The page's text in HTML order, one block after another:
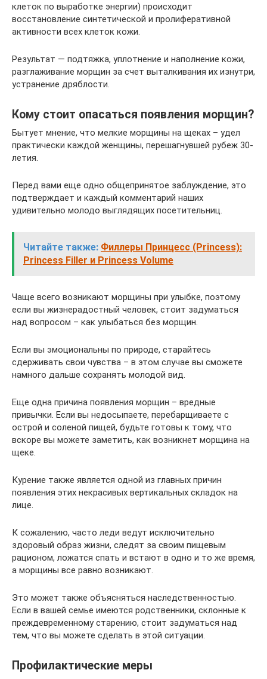
клеток по выработке энергии) происходит
восстановление синтетической и пролиферативной
активности всех клеток кожи.
Результат — подтяжка, уплотнение и наполнение кожи,
разглаживание морщин за счет выталкивания их изнутри,
устранение дряблости.
Кому стоит опасаться появления морщин?
Бытует мнение, что мелкие морщины на щеках – удел
практически каждой женщины, перешагнувшей рубеж 30-
летия.
Перед вами еще одно общепринятое заблуждение, это
подтверждает и каждый комментарий наших
удивительно молодо выглядящих посетительниц.
Читайте также: Филлеры Принцесс (Princess):
Princess Filler и Princess Volume
Чаще всего возникают морщины при улыбке, поэтому
если вы жизнерадостный человек, стоит задуматься
над вопросом – как улыбаться без морщин.
Если вы эмоциональны по природе, старайтесь
сдерживать свои чувства – в этом случае вы сможете
намного дальше сохранять молодой вид.
Еще одна причина появления морщин – вредные
привычки. Если вы недосыпаете, перебарщиваете с
острой и соленой пищей, будьте готовы к тому, что
вскоре вы можете заметить, как возникнет морщина на
щеке.
Курение также является одной из главных причин
появления этих некрасивых вертикальных складок на
лице.
К сожалению, часто леди ведут исключительно
здоровый образ жизни, следят за своим пищевым
рационом, ложатся спать и встают в одно и то же время,
а морщины все равно возникают.
Это может также объясняться наследственностью.
Если в вашей семье имеются родственники, склонные к
преждевременному старению, стоит задуматься над
тем, что вы можете сделать в этой ситуации.
Профилактические меры